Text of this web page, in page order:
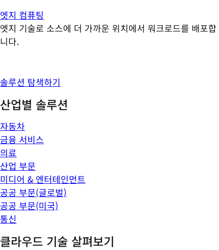
엣지 컴퓨팅
엣지 기술로 소스에 더 가까운 위치에서 워크로드를 배포합
니다.
솔루션 탐색하기
산업별 솔루션
자동차
금융 서비스
의료
산업 부문
미디어 & 엔터테인먼트
공공 부문(글로벌)
공공 부문(미국)
통신
클라우드 기술 살펴보기